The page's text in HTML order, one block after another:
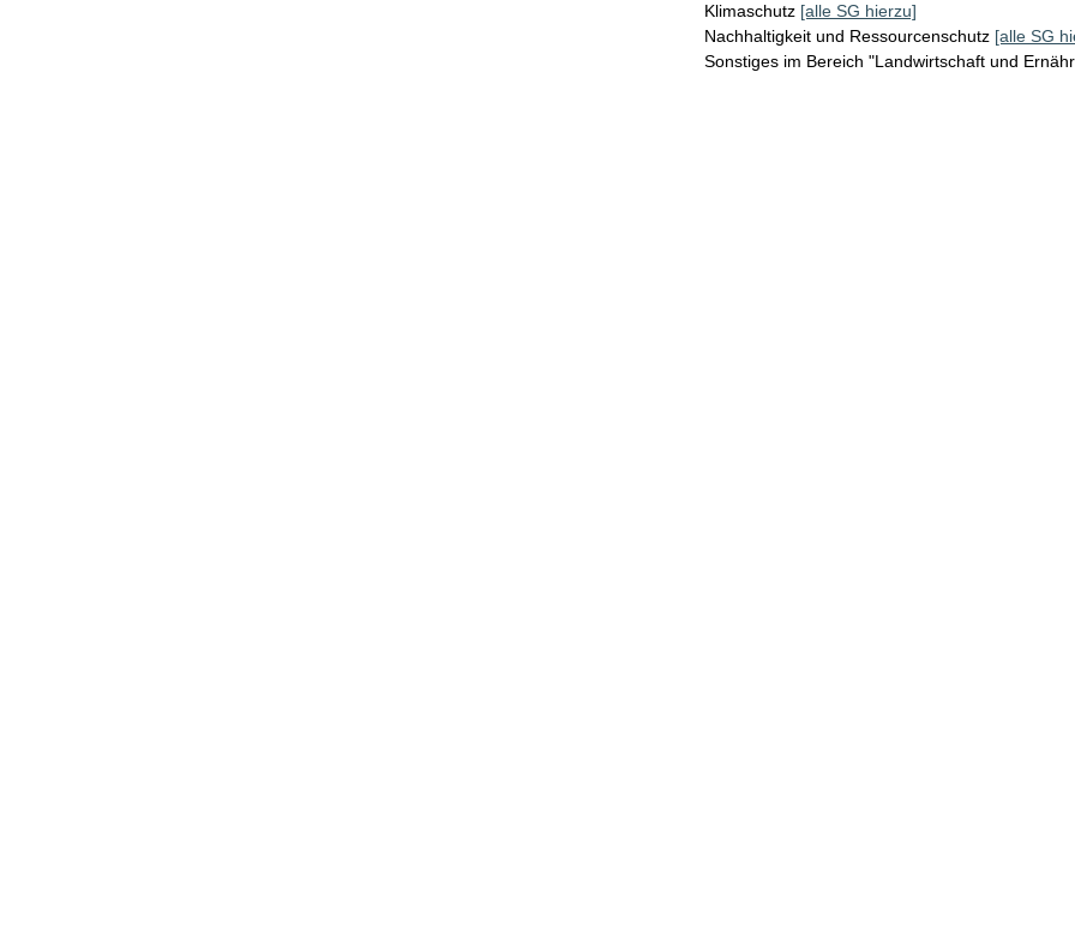
Klimaschutz [alle SG hierzu]
Nachhaltigkeit und Ressourcenschutz [alle SG
Sonstiges im Bereich "Landwirtschaft und